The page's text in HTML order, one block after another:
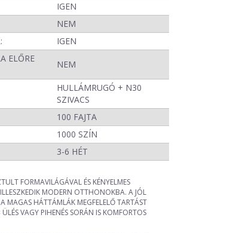
IGEN
NEM
IGEN
ELŐRE
NEM
HULLÁMRUGÓ + N30
SZIVACS
100 FAJTA
1000 SZÍN
3-6 HÉT
FORMAVILÁGÁVAL ÉS KÉNYELMES
MODERN OTTHONOKBA. A JÓL
MAGAS HÁTTÁMLÁK MEGFELELŐ TARTÁST
VAGY PIHENÉS SORÁN IS KOMFORTOS